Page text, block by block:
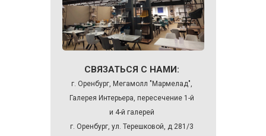
СВЯЗАТЬСЯ С НАМИ:
г. Оренбург, Мегамолл "Мармелад",
Галерея Интерьера, пересечение 1-й
и 4-й галерей
г. Оренбург, ул. Терешковой, д 281/3